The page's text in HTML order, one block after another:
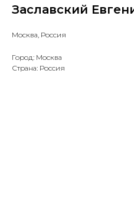
Заславский
Москва, Россия
Город: Москва
Страна: Россия